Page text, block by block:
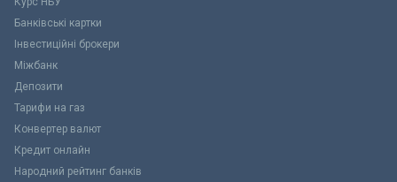
Банківські картки
Інвестиційні брокери
Міжбанк
Депозити
Тарифи на газ
Конвертер валют
Кредит онлайн
Народний рейтинг банків